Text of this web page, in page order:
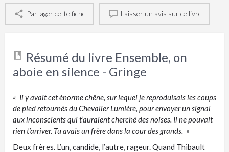
Partager cette fiche Laisser un avis sur ce livre
Résumé du livre Ensemble, on
aboie en silence - Gringe
« Il y avait cet énorme chêne, sur lequel je reproduisais les coups
de pied retournés du Chevalier Lumière, pour envoyer un signal
aux inconscients qui t’auraient cherché des noises. Il ne pouvait
rien t’arriver. Tu avais un frère dans la cour des grands. »
Deux frères. L’un, candide, l’autre, rageur. Quand Thibault